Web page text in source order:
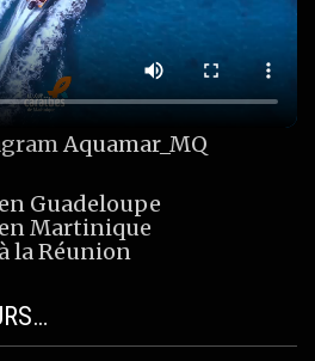
Aquamar_MQ
Guadeloupe
Martinique
la Réunion